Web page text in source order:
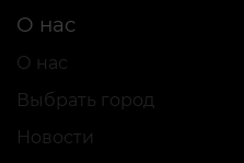
О нас
О нас
Выбрать город
Новости